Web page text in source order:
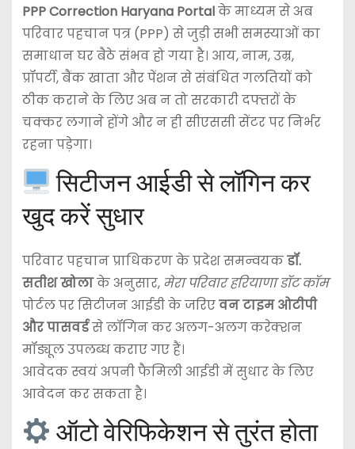
PPP Correction Haryana Portalके माध्यम से अब
परिवार पहचान पत्र (PPP) से जुड़ी सभी समस्याओं का
समाधान घर बैठे संभव हो गया है। आय, नाम, उम्र,
प्रॉपर्टी, बैंक खाता और पेंशन से संबंधित गलतियों को
ठीक कराने के लिए अब न तो सरकारी दफ्तरों के
चक्कर लगाने होंगे और न ही सीएससी सेंटर पर निर्भर
रहना पड़ेगा।
सिटीजन आईडी से लॉगिन कर
खुद करें सुधार
परिवार पहचान प्राधिकरण के प्रदेश समन्वयकडॉ.
सतीश खोलाके अनुसार, मेरा परिवार हरियाणा डॉट कॉम
पोर्टल पर सिटीजन आईडी के जरिएवन टाइम ओटीपी
और पासवर्डसे लॉगिन कर अलग-अलग करेक्शन
मॉड्यूल उपलब्ध कराए गए हैं।
आवेदक स्वयं अपनी फैमिली आईडी में सुधार के लिए
आवेदन कर सकता है।
ऑटो वेरिफिकेशन से तुरंत होता